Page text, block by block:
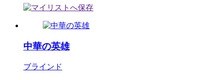
中華の英雄
ブラインド